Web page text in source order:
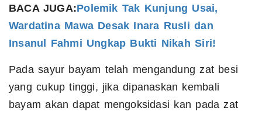
BACA JUGA:Polemik Tak Kunjung Usai,
Wardatina Mawa Desak Inara Rusli dan
Insanul Fahmi Ungkap Bukti Nikah Siri!
Pada sayur bayam telah mengandung zat besi
yang cukup tinggi, jika dipanaskan kembali
bayam akan dapat mengoksidasi kan pada zat